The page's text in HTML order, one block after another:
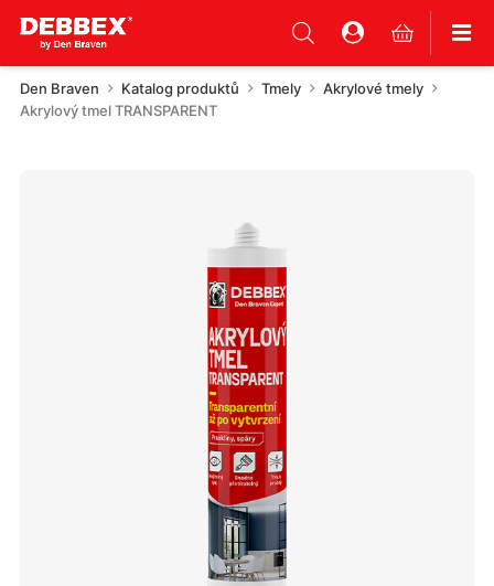
Den Braven Katalog produktů Tmely
Akrylové tmely
Akrylový tmel TRANSPARENT